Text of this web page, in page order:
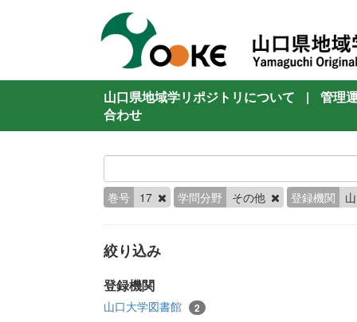
山口県地域学リポジトリについて |
管理
合わせ
巻号 17 学問分野 その他 登録機関
絞り込み
登録機関
山口大学図書館 2